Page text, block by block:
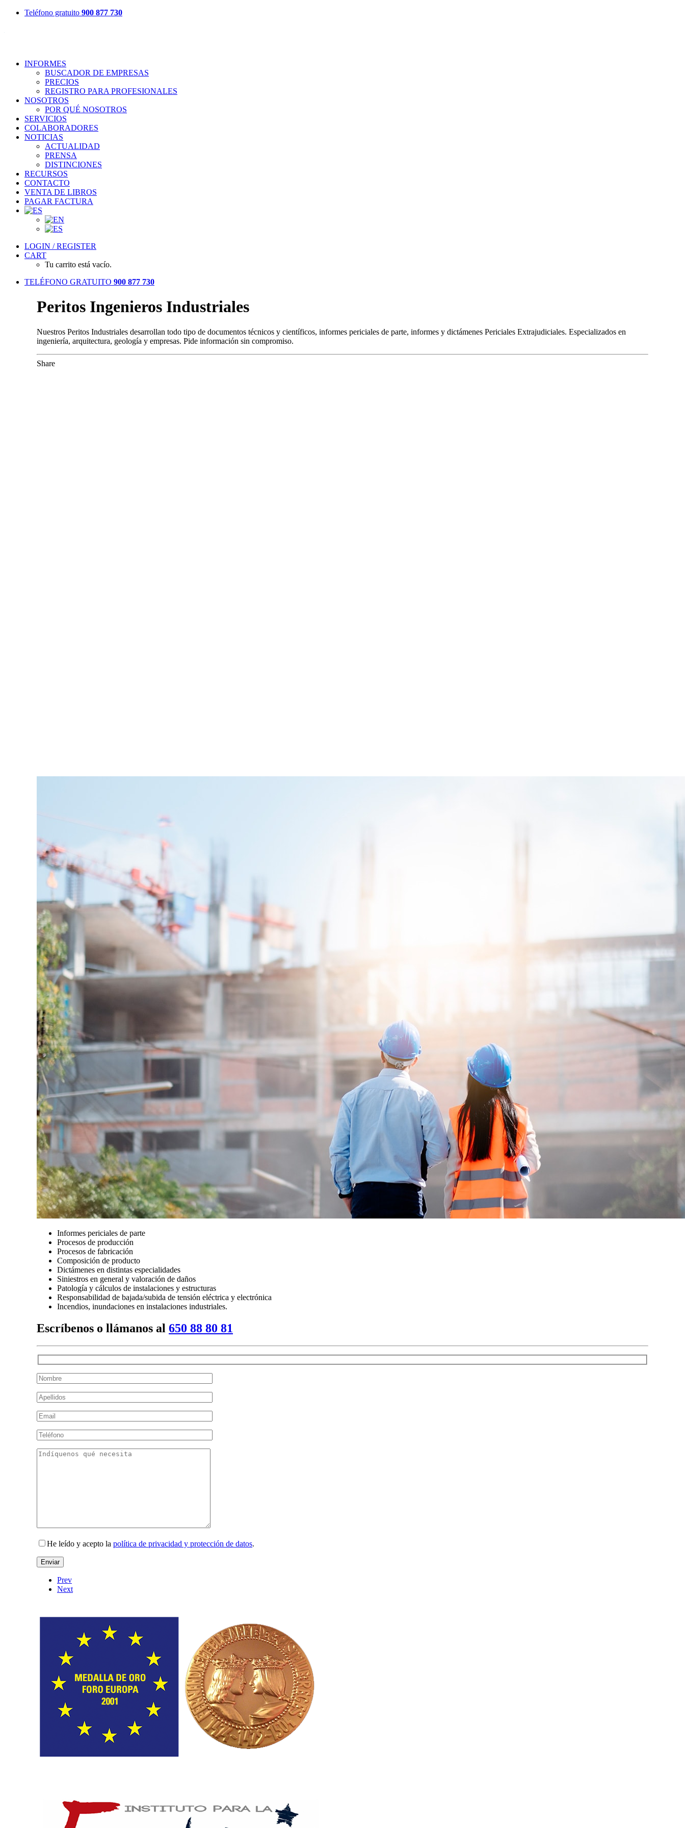
Teléfono gratuito 900 877 730
INFORMES
BUSCADOR DE EMPRESAS
PRECIOS
REGISTRO PARA PROFESIONALES
NOSOTROS
POR QUÉ NOSOTROS
SERVICIOS
COLABORADORES
NOTICIAS
ACTUALIDAD
PRENSA
DISTINCIONES
RECURSOS
CONTACTO
VENTA DE LIBROS
PAGAR FACTURA
LOGIN / REGISTER
CART
Tu carrito está vacío.
TELÉFONO GRATUITO 900 877 730
Peritos Ingenieros Industriales
Nuestros Peritos Industriales desarrollan todo tipo de documentos técnicos y científicos, informes periciales de parte, informes y dictámenes Periciales Extrajudiciales. Especializados en
ingeniería, arquitectura, geología y empresas. Pide información sin compromiso.
Share
Informes periciales de parte
Procesos de producción
Procesos de fabricación
Composición de producto
Dictámenes en distintas especialidades
Siniestros en general y valoración de daños
Patología y cálculos de instalaciones y estructuras
Responsabilidad de bajada/subida de tensión eléctrica y electrónica
Incendios, inundaciones en instalaciones industriales.
Escríbenos o llámanos al 650 88 80 81
He leído y acepto la política de privacidad y protección de datos.
Prev
Next